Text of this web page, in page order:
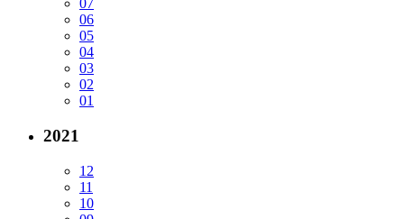
07
06
05
04
03
02
01
2021
12
11
10